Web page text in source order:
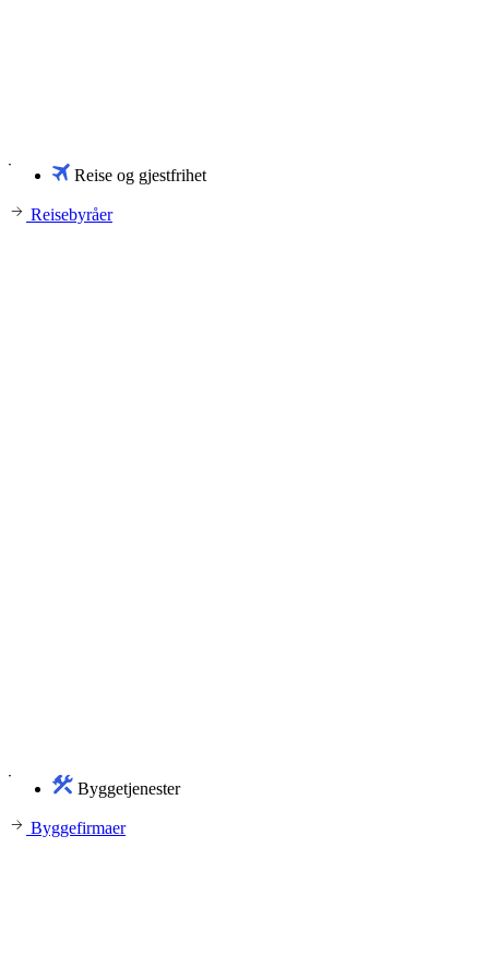
Reise og gjestfrihet
Reisebyråer
Byggetjenester
Byggefirmaer